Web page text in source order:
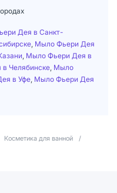
Дея в Санкт-
Мыло Фьери Дея
Мыло Фьери Дея в
Челябинске Мыло
в Уфе Мыло Фьери Дея
Косметика для ванной
/